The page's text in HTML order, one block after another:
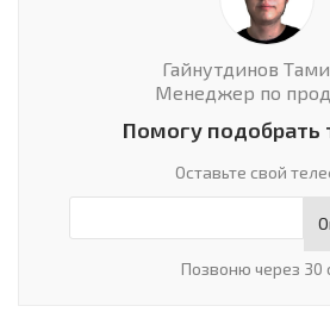
Гайнутдинов
Менеджер по
Помогу подобрать
Оставьте свой
Позвоню через 30